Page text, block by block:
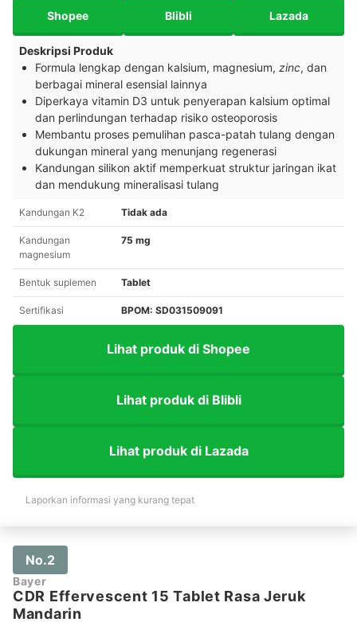
Shopee Blibli Lazada
Deskripsi Produk
Formula lengkap dengan kalsium, magnesium, zinc, dan
berbagai mineral esensial lainnya
Diperkaya vitamin D3 untuk penyerapan kalsium optimal
dan perlindungan terhadap risiko osteoporosis
Membantu proses pemulihan pasca-patah tulang dengan
dukungan mineral yang menunjang regenerasi
Kandungan silikon aktif memperkuat struktur jaringan ikat
dan mendukung mineralisasi tulang
Kandungan K2 Tidak ada
Kandungan
magnesium
75 mg
Bentuk suplemen Tablet
Sertifikasi BPOM: SD031509091
Lihat produk di Shopee
Lihat produk di Blibli
Lihat produk di Lazada
Laporkan informasi yang kurang tepat
No.2
Bayer
CDR Effervescent 15 Tablet Rasa Jeruk
Mandarin